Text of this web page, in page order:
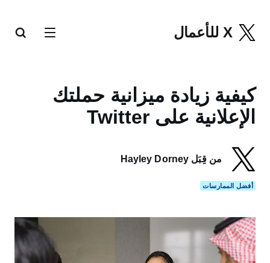
X للأعمال
كيفية زيادة ميزانية حملتك
الإعلانية على Twitter
من قِبَل Hayley Dorney
أفضل الممارسات